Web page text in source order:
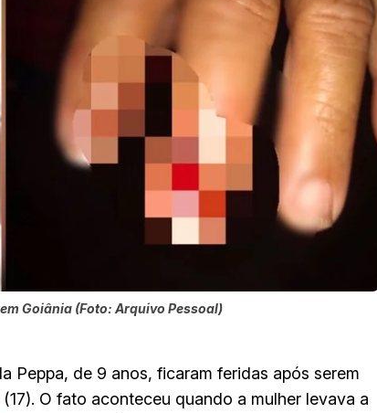
Goiânia (Foto: Arquivo Pessoal)
Peppa, de 9 anos, ficaram feridas após serem
O fato aconteceu quando a mulher levava a